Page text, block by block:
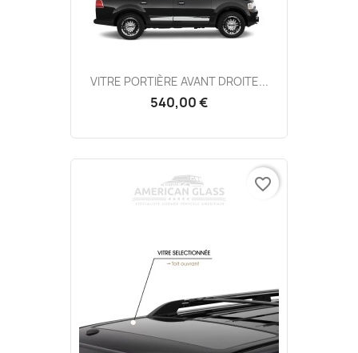
VITRE PORTIÈRE AVANT DROITE...
540,00 €
favorite_border